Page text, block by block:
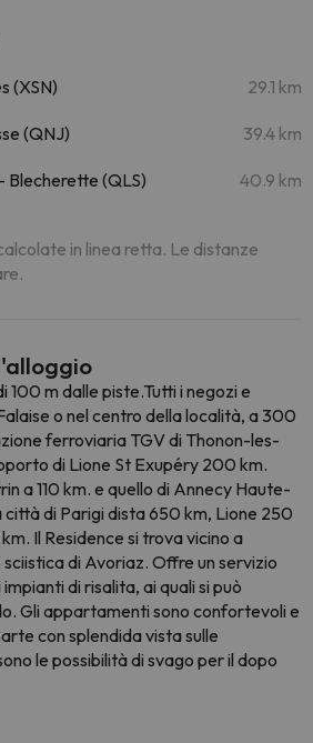
(XSN) 29.1 km
(QNJ) 39.4 km
Blecherette (QLS) 40.9 km
in linea retta. Le distanze
100 m dalle piste.Tutti i negozi e
o nel centro della località, a 300
ferroviaria TGV di Thonon-les-
di Lione St Exupéry 200 km.
a 110 km. e quello di Annecy Haute-
città di Parigi dista 650 km, Lione 250
Il Residence si trova vicino a
di Avoriaz. Offre un servizio
di risalita, ai quali si può
Gli appartamenti sono confortevoli e
con splendida vista sulle
le possibilità di svago per il dopo